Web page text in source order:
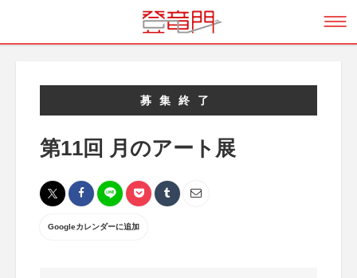
募集終了
第11回 月のアート展
Googleカレンダーに追加